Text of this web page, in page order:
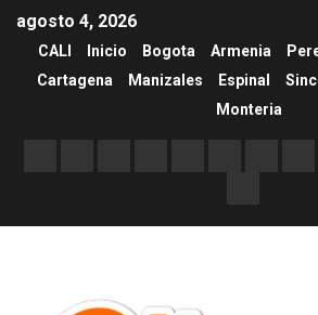
agosto 4, 2026
CALI Inicio Bogota Armenia
Cartagena
Manizales Espinal
Monteria